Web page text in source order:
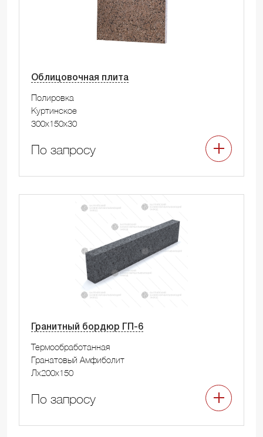
Облицовочная плита
Полировка
Куртинское
300x150x30
По запросу
Гранитный бордюр ГП-6
Термообработанная
Гранатовый Амфиболит
Лx200x150
По запросу